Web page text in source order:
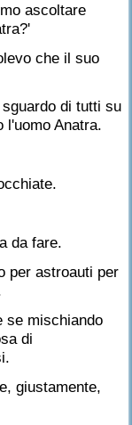
ascoltare
che il suo
di tutti su
l'uomo Anatra.
da fare.
per astroauti per
se mischiando
di
giustamente,